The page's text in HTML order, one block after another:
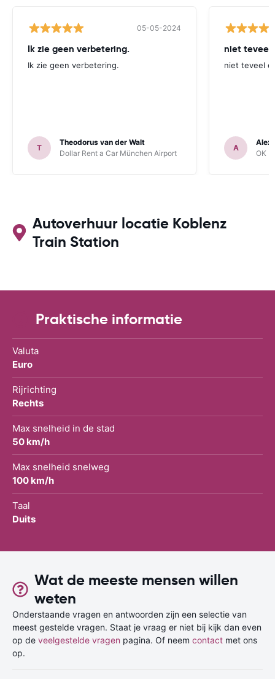
05-05-2024
Ik zie geen verbetering.
Ik zie geen verbetering.
T
Theodorus van der Walt
Dollar Rent a Car München Airport
niet teveel
niet teveel
A
OK
Autoverhuur locatie Koblenz
Train Station
Praktische informatie
Valuta
Euro
Rijrichting
Rechts
Max snelheid in de stad
50 km/h
Max snelheid snelweg
100 km/h
Taal
Duits
Wat de meeste mensen willen
weten
Onderstaande vragen en antwoorden zijn een selectie van
meest gestelde vragen. Staat je vraag er niet bij kijk dan even
op de veelgestelde vragen pagina. Of neem contact met ons
op.